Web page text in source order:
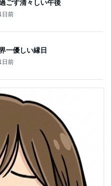
ごす清々しい午後
日前
一優しい縁日
日前